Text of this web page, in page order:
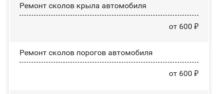
Ремонт сколов крыла автомобиля
от 600 ₽
Ремонт сколов порогов автомобиля
от 600 ₽